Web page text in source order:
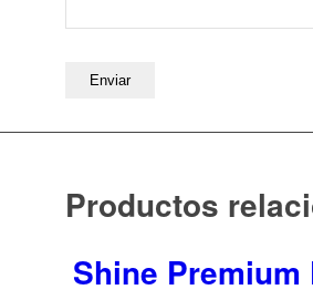
Productos
Shine Premium